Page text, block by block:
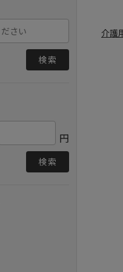
検索
円
検索
介護